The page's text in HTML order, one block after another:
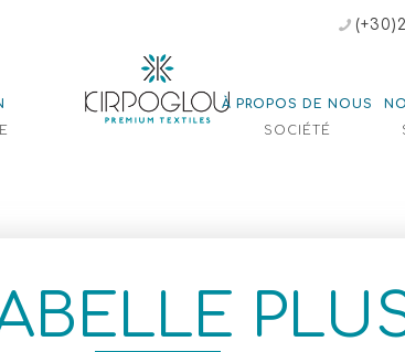
À PROPOS DE NOUS
SOCIÉTÉ